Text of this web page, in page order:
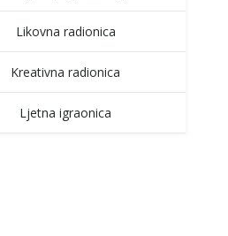
Likovna radionica
Kreativna radionica
Ljetna igraonica